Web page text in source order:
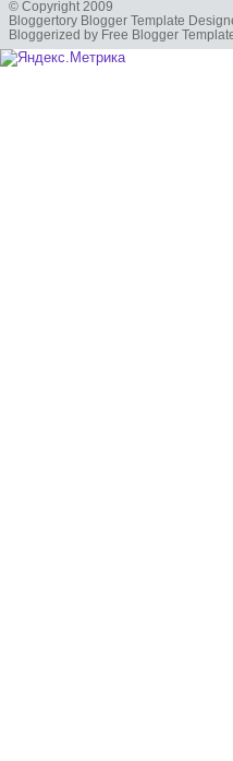
© Copyright 2009
Bloggertory Blogger Template
Bloggerized by Free Blogger